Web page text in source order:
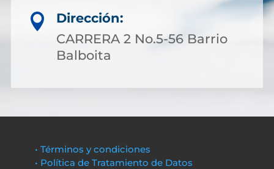

Dirección:
CARRERA 2 No.5-56 Barrio
Balboita
• Términos y condiciones
• Política de Tratamiento de Datos